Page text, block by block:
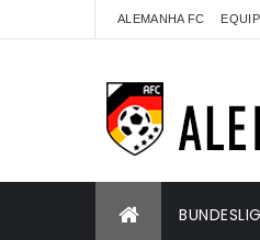
ALEMANHA FC